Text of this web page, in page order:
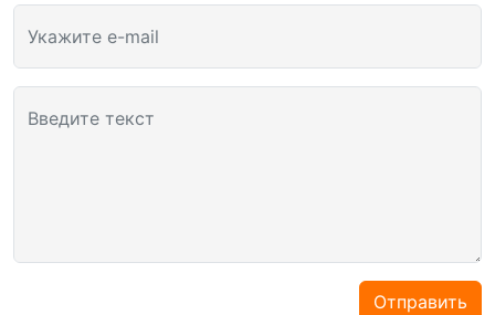
Укажите e-mail
Введите текст
Отправить